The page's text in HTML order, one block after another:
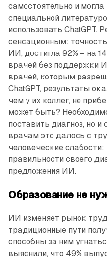
самостоятельно и могла
специальной
использовать ChatGPT.
сенсационным:
ИИ, достигла 92% – на
врачей без поддержки
врачей, которым
ChatGPT, результаты
чем у их коллег, не
может быть?
поставить диагноз, но и
врачам это далось с
человеческие
правильности своего
предложения ИИ.
Образование не
ИИ изменяет рынок
традиционные пути
способны за ним
выяснили, что 49%